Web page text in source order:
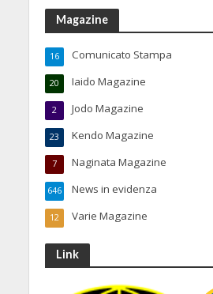
Magazine
Comunicato Stampa
16
Iaido Magazine
20
Jodo Magazine
2
Kendo Magazine
23
Naginata Magazine
7
News in evidenza
646
Varie Magazine
12
Link